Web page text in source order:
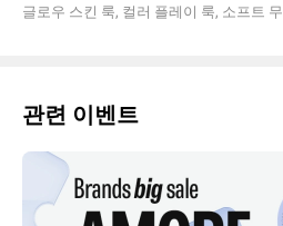
관련 이벤트